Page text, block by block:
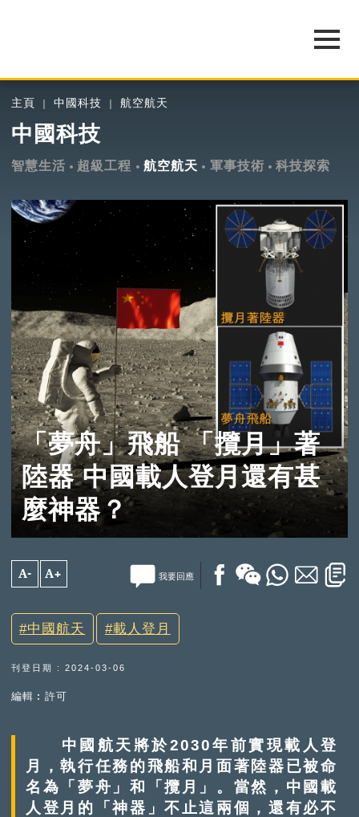
主頁 中國科技 航空航天
中國科技
智慧生活 超級工程 航空航天 軍事技術 科技探索
「夢舟」飛船 「攬月」著
陸器 中國載人登月還有甚
麼神器？
A- A+ 我要回應
中國航天 載人登月
刊登日期 : 2024-03-06
編輯︰許可
中國航天將於2030年前實現載人登
月，執行任務的飛船和月面著陸器已被命
名為「夢舟」和「攬月」。當然，中國載
人登月的「神器」不止這兩個，還有必不